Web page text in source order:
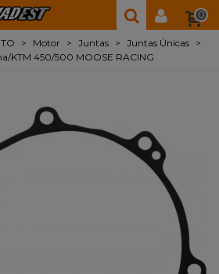
0
> Motor > Juntas > Juntas Únicas >
KTM 450/500 MOOSE RACING